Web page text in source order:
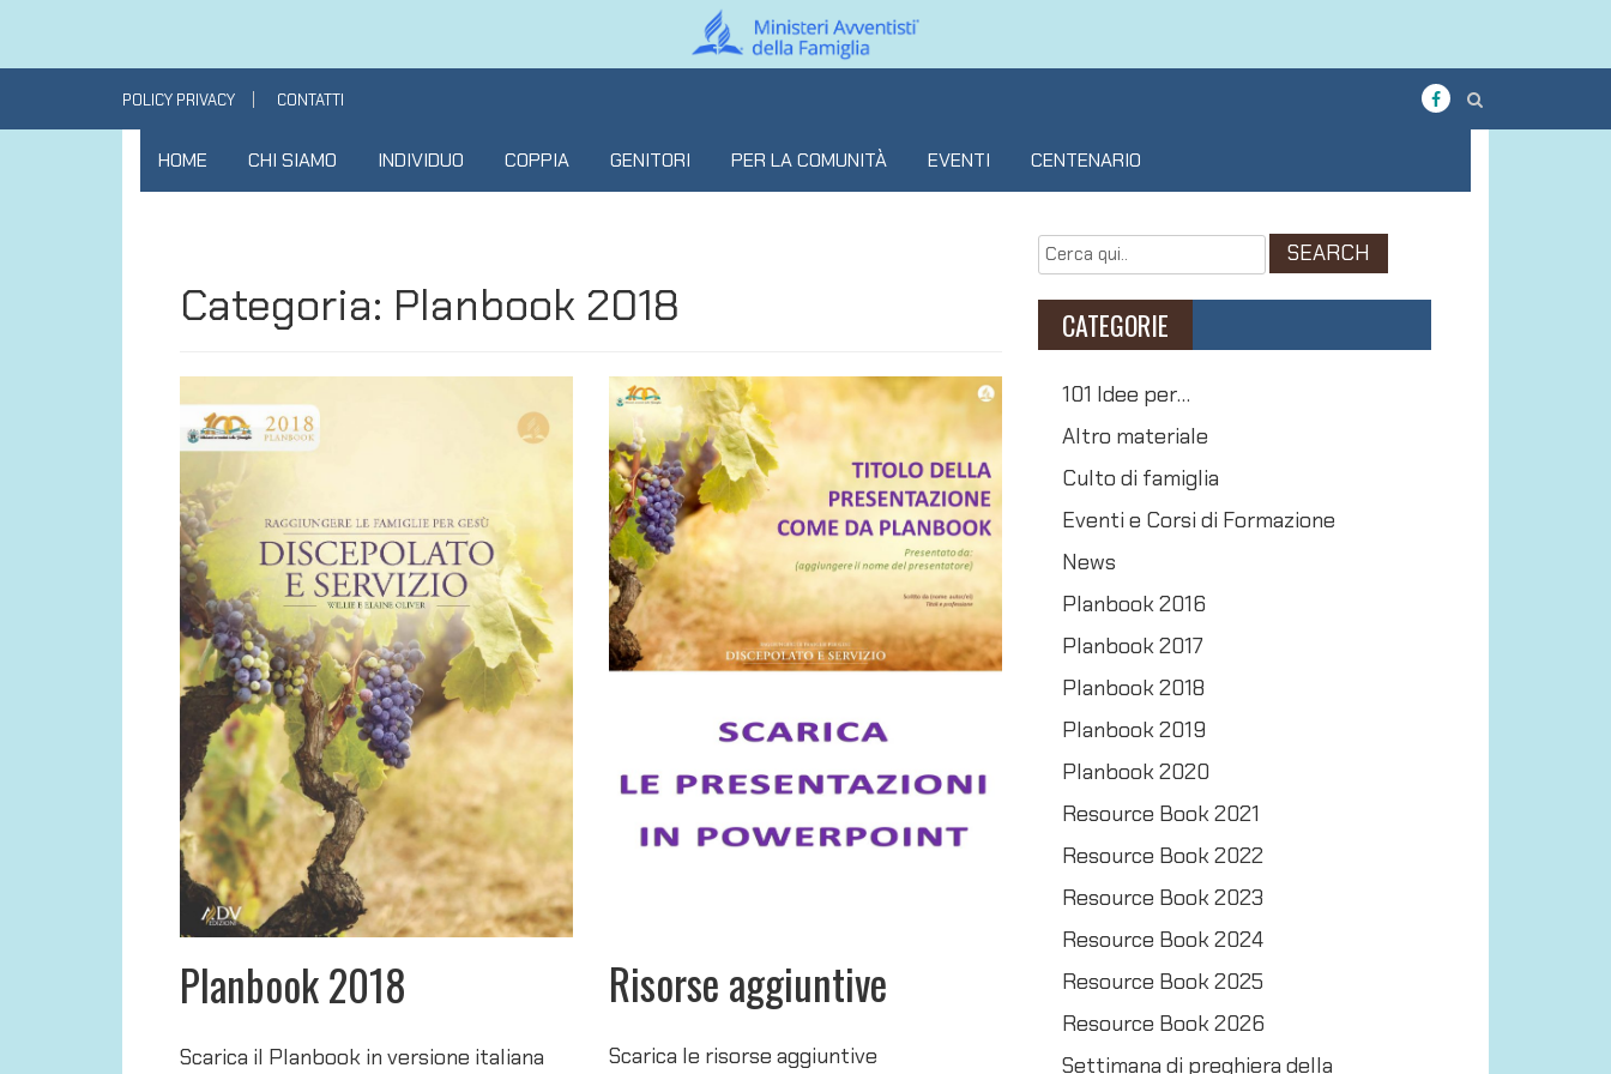
content
POLICY PRIVACY CONTATTI
HOME CHI SIAMO INDIVIDUO COPPIA GENITORI PER LA COMUNITÀ EVENTI CENTENARIO
Categoria: Planbook 2018
Planbook 2018
Scarica il Planbook in versione italiana
Risorse aggiuntive
Scarica le risorse aggiuntive
CATEGORIE
101 Idee per…
Altro materiale
Culto di famiglia
Eventi e Corsi di Formazione
News
Planbook 2016
Planbook 2017
Planbook 2018
Planbook 2019
Planbook 2020
Resource Book 2021
Resource Book 2022
Resource Book 2023
Resource Book 2024
Resource Book 2025
Resource Book 2026
Settimana di preghiera della